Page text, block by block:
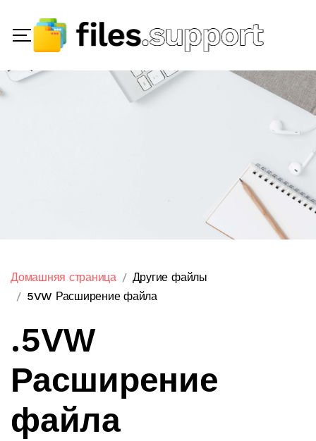
Домашняя страница
Другие файлы
5VW Расширение файла
.5VW
Расширение
файла